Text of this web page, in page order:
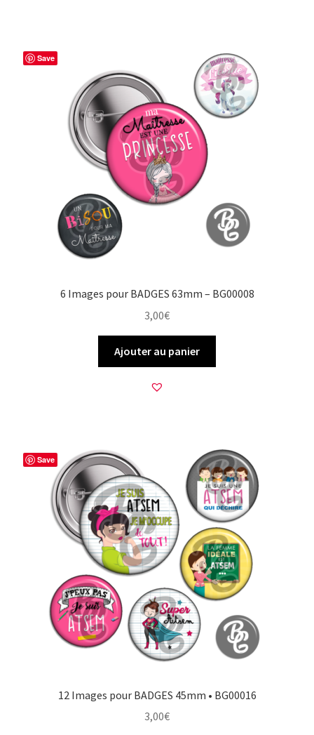
Save
6 Images pour BADGES 63mm – BG00008
3,00€
Ajouter au panier
Save
12 Images pour BADGES 45mm • BG00016
3,00€